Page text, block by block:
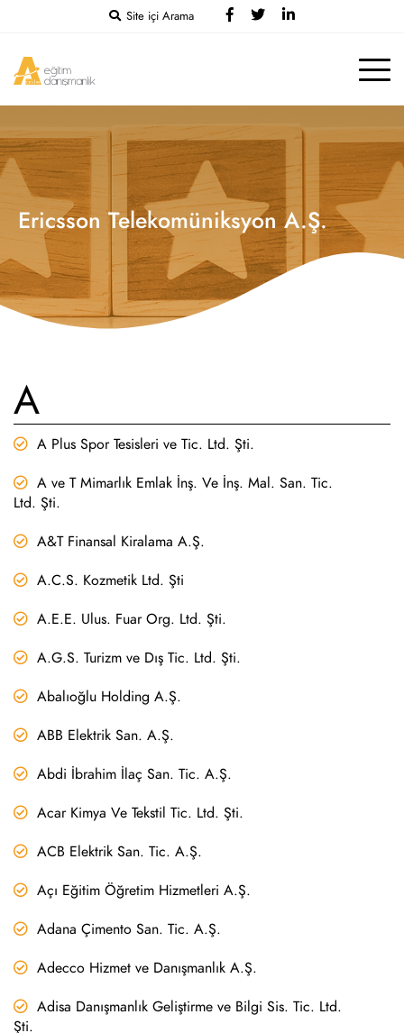
Site içi Arama
Ericsson Telekomüniksyon A.Ş.
A
A Plus Spor Tesisleri ve Tic. Ltd. Şti.
A ve T Mimarlık Emlak İnş. Ve İnş. Mal. San. Tic.
Ltd. Şti.
A&T Finansal Kiralama A.Ş.
A.C.S. Kozmetik Ltd. Şti
A.E.E. Ulus. Fuar Org. Ltd. Şti.
A.G.S. Turizm ve Dış Tic. Ltd. Şti.
Abalıoğlu Holding A.Ş.
ABB Elektrik San. A.Ş.
Abdi İbrahim İlaç San. Tic. A.Ş.
Acar Kimya Ve Tekstil Tic. Ltd. Şti.
ACB Elektrik San. Tic. A.Ş.
Açı Eğitim Öğretim Hizmetleri A.Ş.
Adana Çimento San. Tic. A.Ş.
Adecco Hizmet ve Danışmanlık A.Ş.
Adisa Danışmanlık Geliştirme ve Bilgi Sis. Tic. Ltd.
Şti.